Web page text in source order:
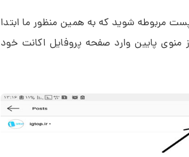
مربوطه شوید که به همین منظور ما ابتدا
منوی پایین وارد صفحه پروفایل اکانت خود